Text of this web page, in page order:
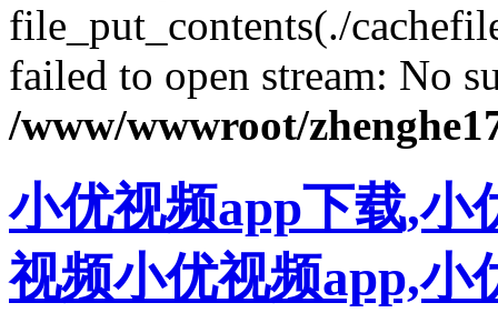
file_put_contents(./
failed to open stream: No
/www/wwwroot/
小优视频app下载,小
视频小优视频app,小